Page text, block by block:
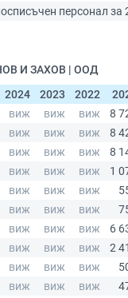
персонал за
И ЗАХОВ | ООД
2024
2023 2022